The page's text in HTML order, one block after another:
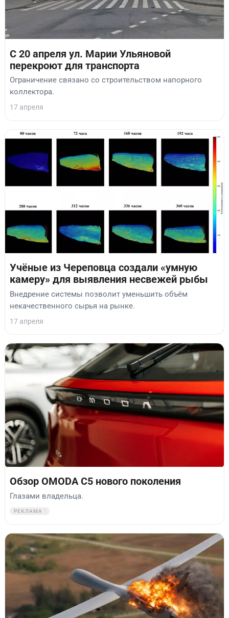
С 20 апреля ул. Марии Ульяновой
перекроют для транспорта
Ограничение связано со строительством напорного
коллектора.
17 апреля
Учёные из Череповца создали «умную
камеру» для выявления несвежей рыбы
Внедрение системы позволит уменьшить объём
некачественного сырья на рынке.
17 апреля
Обзор OMODA C5 нового поколения
Глазами владельца.
РЕКЛАМА